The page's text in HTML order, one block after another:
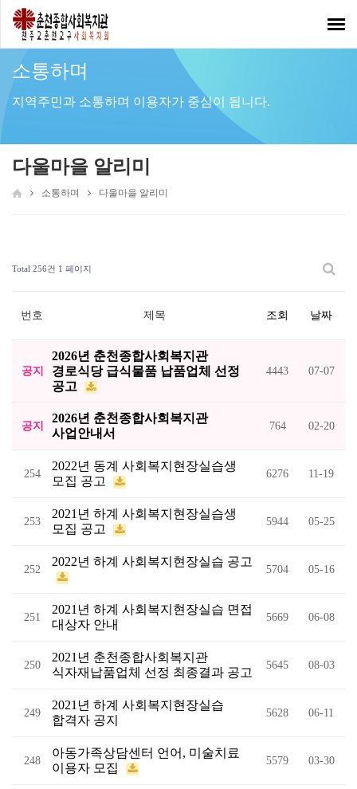
소통하며
지역주민과 소통하며 이용자가 중심이 됩니다.
다울마을 알리미
소통하며 다울마을 알리미
Total 256건 1 페이지
번호 제목 조회 날짜
공지
2026년 춘천종합사회복지관
경로식당 급식물품 납품업체 선정
공고
4443 07-07
공지
2026년 춘천종합사회복지관
사업안내서
764 02-20
254
2022년 동계 사회복지현장실습생
모집 공고
6276 11-19
253
2021년 하계 사회복지현장실습생
모집 공고
5944 05-25
252
2022년 하계 사회복지현장실습 공고
5704 05-16
251
2021년 하계 사회복지현장실습 면접
대상자 안내
5669 06-08
250
2021년 춘천종합사회복지관
식자재납품업체 선정 최종결과 공고
5645 08-03
249
2021년 하계 사회복지현장실습
합격자 공지
5628 06-11
248
아동가족상담센터 언어, 미술치료
이용자 모집
5579 03-30